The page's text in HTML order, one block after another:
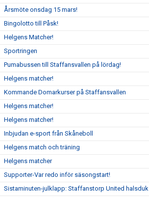
Årsmöte onsdag 15 mars!
Bingolotto till Påsk!
Helgens Matcher!
Sportringen
Pumabussen till Staffansvallen på lördag!
Helgens matcher!
Kommande Domarkurser på Staffansvallen
Helgens matcher!
Helgens matcher!
Inbjudan e-sport från Skåneboll
Helgens match och träning
Helgens matcher
Supporter-Var redo inför säsongstart!
Sistaminuten-julklapp: Staffanstorp United halsduk